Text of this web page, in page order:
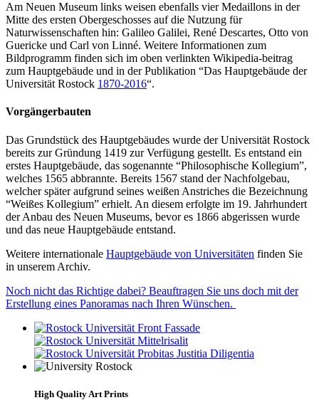
Am Neuen Museum links weisen ebenfalls vier Medaillons in der
Mitte des ersten Obergeschosses auf die Nutzung für
Naturwissenschaften hin: Galileo Galilei, René Descartes, Otto von
Guericke und Carl von Linné. Weitere Informationen zum
Bildprogramm finden sich im oben verlinkten Wikipedia-beitrag
zum Hauptgebäude und in der Publikation “Das Hauptgebäude der
Universität Rostock 1870-2016“.
Vorgängerbauten
Das Grundstück des Hauptgebäudes wurde der Universität Rostock
bereits zur Gründung 1419 zur Verfügung gestellt. Es entstand ein
erstes Hauptgebäude, das sogenannte “Philosophische Kollegium”,
welches 1565 abbrannte. Bereits 1567 stand der Nachfolgebau,
welcher später aufgrund seines weißen Anstriches die Bezeichnung
“Weißes Kollegium” erhielt. An diesem erfolgte im 19. Jahrhundert
der Anbau des Neuen Museums, bevor es 1866 abgerissen wurde
und das neue Hauptgebäude entstand.
Weitere internationale Hauptgebäude von Universitäten finden Sie
in unserem Archiv.
Noch nicht das Richtige dabei? Beauftragen Sie uns doch mit der
Erstellung eines Panoramas nach Ihren Wünschen.
High Quality Art Prints